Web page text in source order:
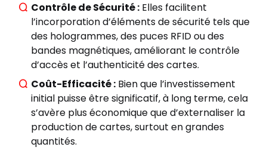
Contrôle de Sécurité : Elles facilitent
l’incorporation d’éléments de sécurité tels que
des hologrammes, des puces RFID ou des
bandes magnétiques, améliorant le contrôle
d’accès et l’authenticité des cartes.
Coût-Efficacité : Bien que l’investissement
initial puisse être significatif, à long terme, cela
s’avère plus économique que d’externaliser la
production de cartes, surtout en grandes
quantités.